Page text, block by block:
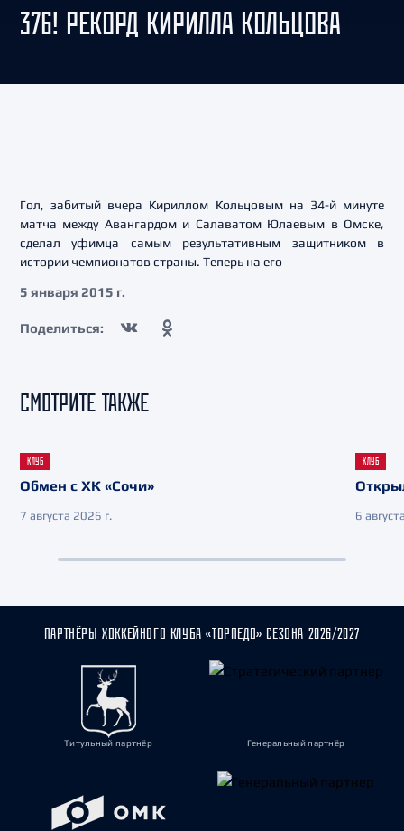
376! РЕКОРД КИРИЛЛА КОЛЬЦОВА
Гол, забитый вчера Кириллом Кольцовым на 34-й минуте
матча между Авангардом и Салаватом Юлаевым в Омске,
сделал уфимца самым результативным защитником в
истории чемпионатов страны. Теперь на его
5 января 2015 г.
Поделиться:
СМОТРИТЕ ТАКЖЕ
КЛУБ
Обмен с ХК «Сочи»
7 августа 2026 г.
КЛУБ
6
ПАРТНЁРЫ ХОККЕЙНОГО КЛУБА «ТОРПЕДО» СЕЗОНА 2026/2027
Титульный партнёр Генеральный партнёр